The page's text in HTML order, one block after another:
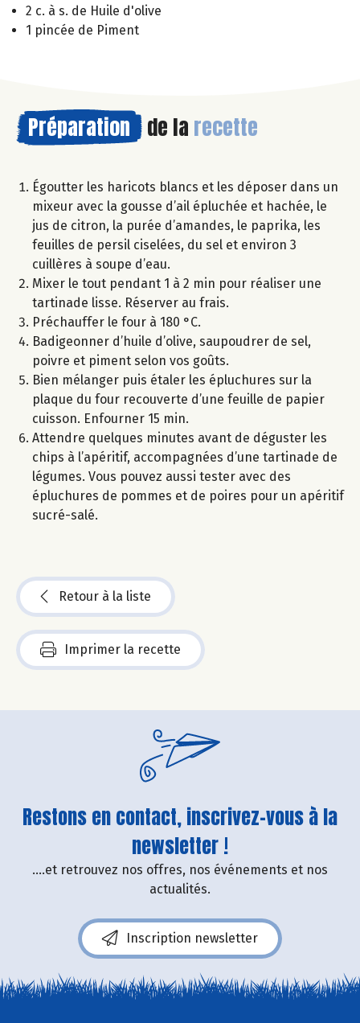
2 c. à s. de Huile d'olive
1 pincée de Piment
Préparation de la recette
Égoutter les haricots blancs et les déposer dans un
mixeur avec la gousse d’ail épluchée et hachée, le
jus de citron, la purée d’amandes, le paprika, les
feuilles de persil ciselées, du sel et environ 3
cuillères à soupe d’eau.
Mixer le tout pendant 1 à 2 min pour réaliser une
tartinade lisse. Réserver au frais.
Préchauffer le four à 180 °C.
Badigeonner d’huile d’olive, saupoudrer de sel,
poivre et piment selon vos goûts.
Bien mélanger puis étaler les épluchures sur la
plaque du four recouverte d’une feuille de papier
cuisson. Enfourner 15 min.
Attendre quelques minutes avant de déguster les
chips à l’apéritif, accompagnées d’une tartinade de
légumes. Vous pouvez aussi tester avec des
épluchures de pommes et de poires pour un apéritif
sucré-salé.
Retour à la liste
Imprimer la recette
Restons en contact, inscrivez-vous à la
newsletter !
....et retrouvez nos offres, nos événements et nos
actualités.
Inscription newsletter